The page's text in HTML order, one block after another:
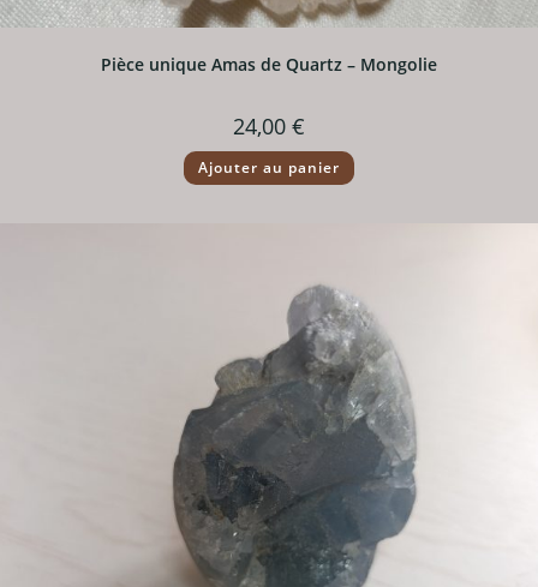
Pièce unique Amas de Quartz – Mongolie
24,00 €
Ajouter au panier